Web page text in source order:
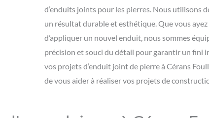
d’enduits joints pour les pierres. Nous utilisons
un résultat durable et esthétique. Que vous
d’appliquer un nouvel enduit, nous sommes
précision et souci du détail pour garantir un fini
vos projets d’enduit joint de pierre à Cérans
de vous aider à réaliser vos projets de